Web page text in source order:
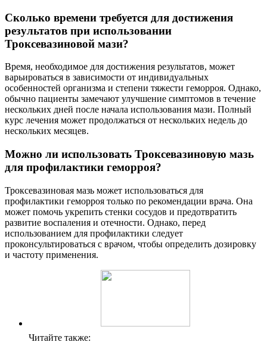
Сколько времени требуется для достижения
результатов при использовании
Троксевазиновой мази?
Время, необходимое для достижения результатов, может
варьироваться в зависимости от индивидуальных
особенностей организма и степени тяжести геморроя. Однако,
обычно пациенты замечают улучшение симптомов в течение
нескольких дней после начала использования мази. Полный
курс лечения может продолжаться от нескольких недель до
нескольких месяцев.
Можно ли использовать Троксевазиновую мазь
для профилактики геморроя?
Троксевазиновая мазь может использоваться для
профилактики геморроя только по рекомендации врача. Она
может помочь укрепить стенки сосудов и предотвратить
развитие воспаления и отечности. Однако, перед
использованием для профилактики следует
проконсультироваться с врачом, чтобы определить дозировку
и частоту применения.
Читайте также: